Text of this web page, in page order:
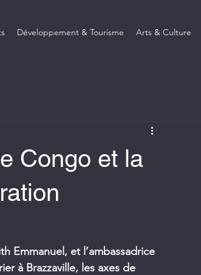
Développement & Tourisme Arts & Culture
Congo et la
Emmanuel, et l’ambassadrice
à Brazzaville, les axes de